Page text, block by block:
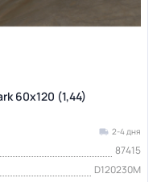
60x120 (1,44)
2-4 дня
87415
D120230M